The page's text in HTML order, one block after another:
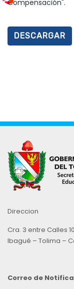
Compensación".
DESCARGAR
Direccion
Cra. 3 entre Calles
Ibagué – Tolima –
Correo de